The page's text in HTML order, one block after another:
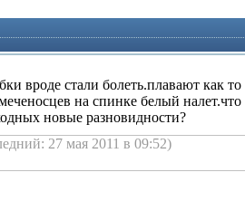
вроде стали болеть.плавают как
на спинке белый
новые разновидности?
27 мая 2011 в 09:52)